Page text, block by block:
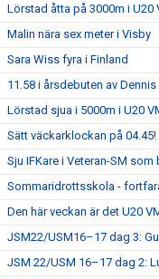
Lörstad åtta på 3000m i U20
Malin nära sex meter i Visby
Sara Wiss fyra i Finland
11.58 i årsdebuten av Dennis
Lörstad sjua i 5000m i U20
Sätt väckarklockan på
Sju IFKare i Veteran-SM
Sommaridrottsskola -
Den här veckan är det U20
JSM22/USM16–17 dag 3:
JSM 22/USM 16–17 dag 2: